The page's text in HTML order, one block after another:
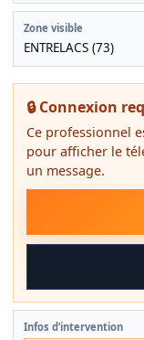
Zone visible
ENTRELACS (73)
🔒 Connexion
Ce professionnel
pour afficher le
un message.
Infos d’intervention